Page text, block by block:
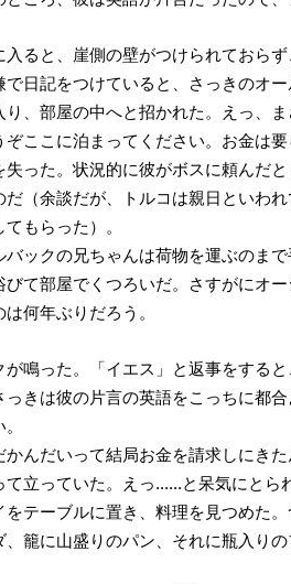
入ると、崖側の壁がつけられておら
で日記をつけていると、さっきのオ
り、部屋の中へと招かれた。えっ、ま
ぞここに泊まってください。お金は
失った。状況的に彼がボスに頼んだ
だ（余談だが、トルコは親日といわ
てもらった）。
バックの兄ちゃんは荷物を運ぶのま
びて部屋でくつろいだ。さすがにオ
は何年ぶりだろう。
が鳴った。「イエス」と返事をする
っきは彼の片言の英語をこっちに都
かんだいって結局お金を請求しにき
て立っていた。えっ......と呆気にとら
をテーブルに置き、料理を見つめた
、籠に山盛りのパン、それに瓶入り